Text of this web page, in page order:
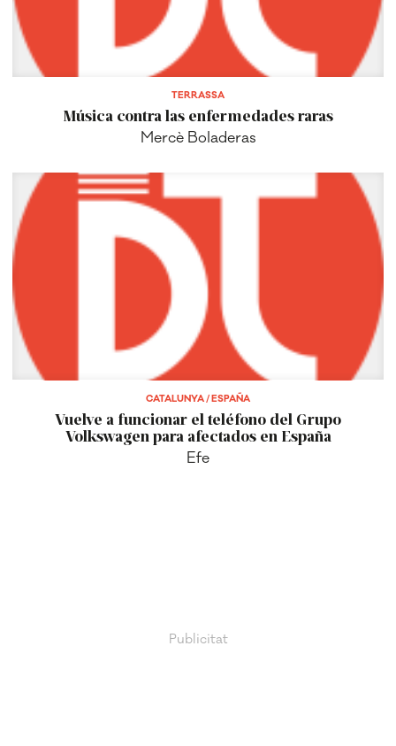
TERRASSA
Música contra las enfermedades raras
Mercè Boladeras
CATALUNYA / ESPAÑA
Vuelve a funcionar el teléfono del Grupo
Volkswagen para afectados en España
Efe